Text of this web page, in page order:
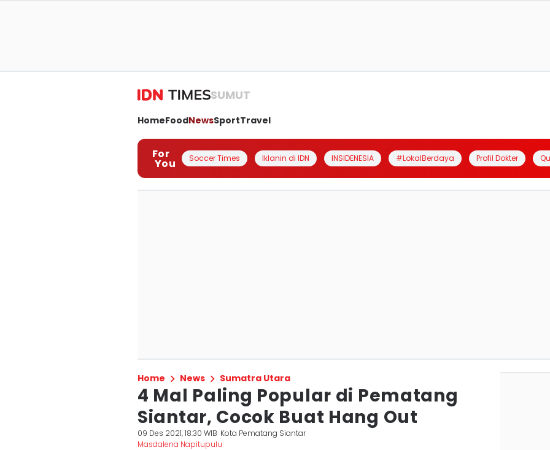
SUMUT
HomeFoodNewsSportTravel
For
You Soccer Times Iklanin di IDN INSIDENESIA #LokalBerdaya Profil Dokter
Home News Sumatra Utara
4 Mal Paling Popular di Pematang
Siantar, Cocok Buat Hang Out
09 Des 2021, 18:30 WIB Kota Pematang Siantar
Masdalena Napitupulu